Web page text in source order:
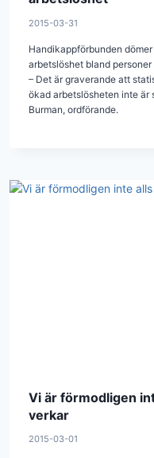
2015-03-31
Handikappförbunden
arbetslöshet bland
– Det är graverande att
ökad arbetslösheten inte
Burman, ordförande.
Vi är förmodligen
verkar
2015-03-01